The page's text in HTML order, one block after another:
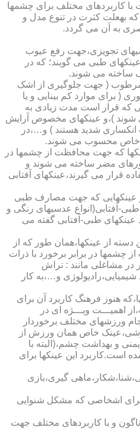
کاربردهای مختلف برای چشمها
به­علت کثرت در تنوع مدل و
به آن می گردد.
تجویزی،جهت رفع عیوب
طبی می گویند؛ که در
ساخته می شوند.
مرطوب ( جهت جلوگیری از اشک
( برای موارد کم بینایی و یا
که قرار است مدت زیادی به
شوند )،و عینکهای مخصوص آرایش
شدید هستند ) و…،در
خاص محسوب می شوند.
که جهت محافظت از چشمها در
نورهای مضر ساخته می شوند و
قرار می گیرند،عینکهای آفتابی
عینکهایی که جهت مصارف طبی
آفتابی(انواع عدسیهای رنگی و
عینکهای طبی-آفتابی گفته می
از عینکها،همان طور که از
در برابر برخورد با ذرات
در مشاغلی مانند : تراش
و…،به کار
هنوز فرهنگ کاربرد آن برای
اهمیـــت ویـــژه ای در
ورزشهای مختلف برخوردار
خاص همان ورزش از
و بهداشت چشم،(البته با
است.کاربرد این عینکها برای
گیری،بازی
اشخاصی که مشکل شنوایی
و با کاربردهای مختلف جهت